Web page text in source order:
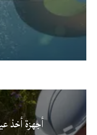
أجهزة أخذ